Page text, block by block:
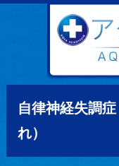
自律神経失調
れ）